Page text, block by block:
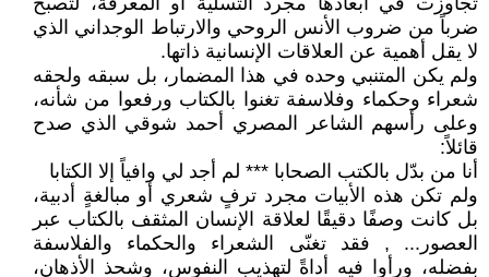
ضرباً من ضروب الأنس الروحي والارتباط الوجداني الذي
لا يقل أهمية عن العلاقات الإنسانية ذاتها.
ولم يكن المتنبي وحده في هذا المضمار، بل سبقه ولحقه
شعراء وحكماء وفلاسفة تغنوا بالكتاب ورفعوا من شأنه،
وعلى رأسهم الشاعر المصري أحمد شوقي الذي صدح
قائلاً:
أنا من بدّل بالكتب الصحابا *** لم أجد لي وافياً إلا الكتابا
ولم تكن هذه الأبيات مجرد ترفٍ شعري أو مبالغةٍ أدبية،
بل كانت وصفًا دقيقًا لعلاقة الإنسان المثقف بالكتاب عبر
العصور... , فقد تغنّى الشعراء والحكماء والفلاسفة
بفضله، ورأوا فيه أداةً لتهذيب النفوس، وشحذ الأذهان،